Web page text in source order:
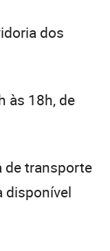
dos
às 18h, de
de transporte
disponível